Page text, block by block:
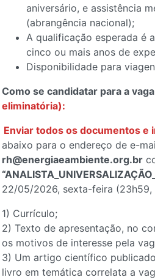
aniversário, e assistência
(abrangência nacional);
A qualificação esperada é
cinco ou mais anos de
Disponibilidade para
Como se candidatar para a vaga
eliminatória):
Enviar todos os documentos e
abaixo para o endereço de e-
rh@energiaeambiente.org.br
22/05/2026, sexta-feira (23h59,
1) Currículo;
2) Texto de apresentação, no
os motivos de interesse pela
3) Um artigo científico
livro em temática correlata a